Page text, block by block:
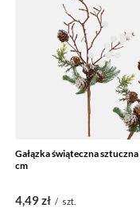
Gałązka świąteczna
cm
4,49 zł / szt.